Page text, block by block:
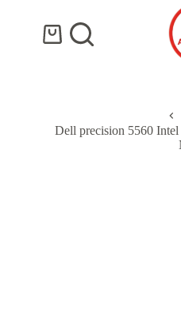
عربة
Dell precision 5560